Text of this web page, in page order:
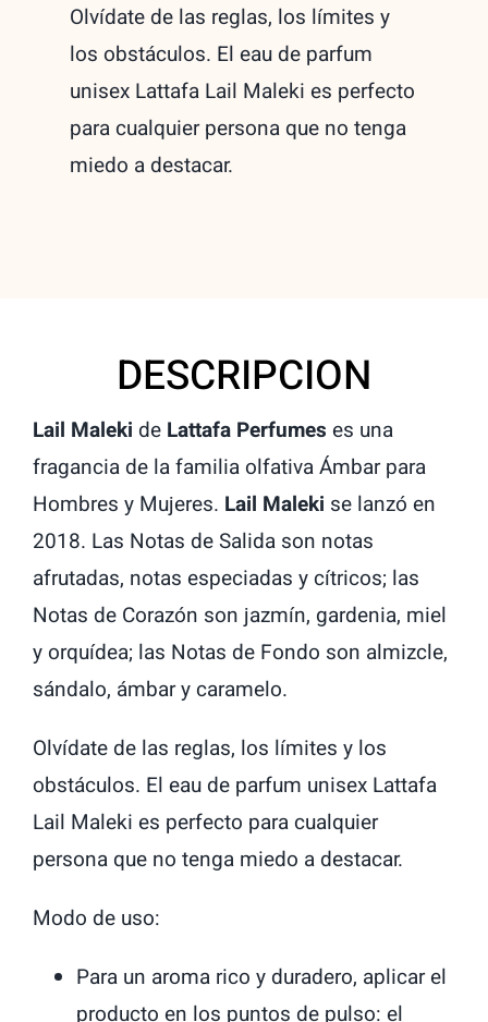
Parfum
1,5ml
Muestra
quantity
Olvídate de las reglas, los límites y
los obstáculos. El eau de parfum
unisex Lattafa Lail Maleki es perfecto
para cualquier persona que no tenga
miedo a destacar.
DESCRIPCION
Lail Maleki de Lattafa Perfumes es una
fragancia de la familia olfativa Ámbar para
Hombres y Mujeres. Lail Maleki se lanzó en
2018. Las Notas de Salida son notas
afrutadas, notas especiadas y cítricos; las
Notas de Corazón son jazmín, gardenia, miel
y orquídea; las Notas de Fondo son almizcle,
sándalo, ámbar y caramelo.
Olvídate de las reglas, los límites y los
obstáculos. El eau de parfum unisex Lattafa
Lail Maleki es perfecto para cualquier
persona que no tenga miedo a destacar.
Modo de uso:
Para un aroma rico y duradero, aplicar el
producto en los puntos de pulso: el